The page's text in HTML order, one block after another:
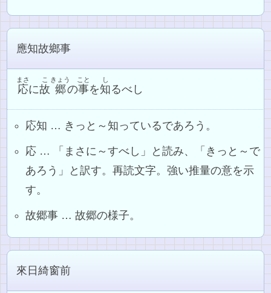
應知故鄉事
応
まさ
に故
こ
郷
きょう
の事
こと
を知
し
るべし
応知 … きっと～知っているであろう。
応 … 「まさに～すべし」と読み、「きっと～で
あろう」と訳す。再読文字。強い推量の意を示
す。
故郷事 … 故郷の様子。
來日綺窗前